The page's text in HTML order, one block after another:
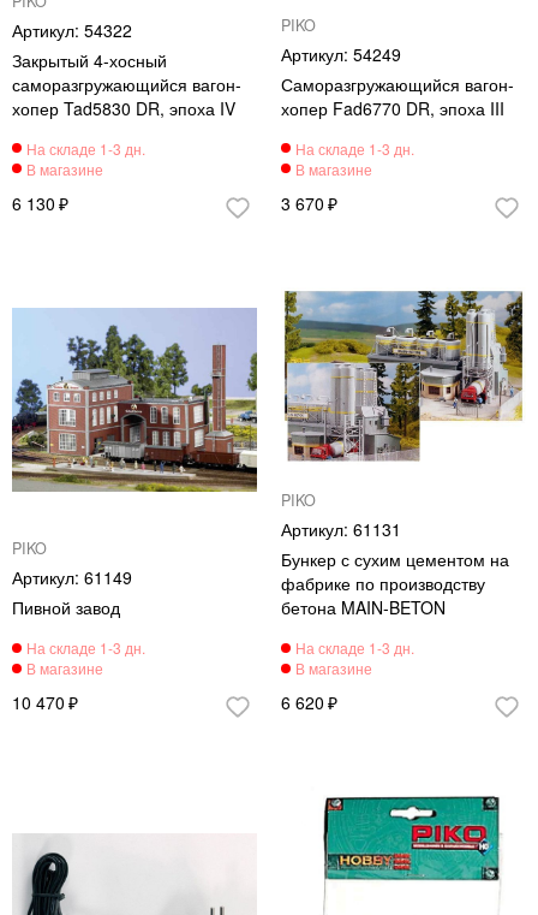
54322
Закрытый 4-хосный
саморазгружающийся вагон-
хопер Tad5830 DR, эпоха IV
6 130
PIKO
54249
Саморазгружающийся вагон-
хопер Fad6770 DR, эпоха III
3 670
PIKO
61149
Пивной завод
10 470
PIKO
61131
Бункер с сухим цементом на
фабрике по производству
бетона MAIN-BETON
6 620